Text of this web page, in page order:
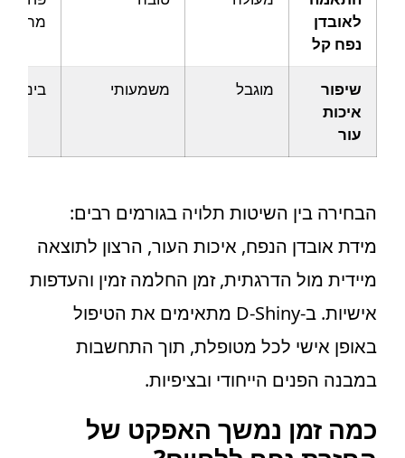
לאובדן
נפח קל
מתאים
שיפור
איכות
עור
מוגבל משמעותי בינוני
הבחירה בין השיטות תלויה בגורמים רבים:
מידת אובדן הנפח, איכות העור, הרצון לתוצאה
מיידית מול הדרגתית, זמן החלמה זמין והעדפות
אישיות. ב-D-Shiny מתאימים את הטיפול
באופן אישי לכל מטופלת, תוך התחשבות
במבנה הפנים הייחודי ובציפיות.
כמה זמן נמשך האפקט של